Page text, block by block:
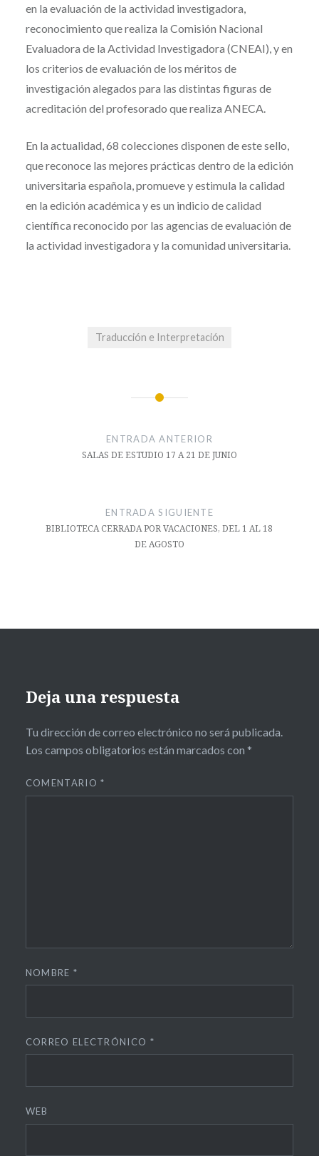
en la evaluación de la actividad investigadora,
reconocimiento que realiza la Comisión Nacional
Evaluadora de la Actividad Investigadora (CNEAI), y en
los criterios de evaluación de los méritos de
investigación alegados para las distintas figuras de
acreditación del profesorado que realiza ANECA.
En la actualidad, 68 colecciones disponen de este sello,
que reconoce las mejores prácticas dentro de la edición
universitaria española, promueve y estimula la calidad
en la edición académica y es un indicio de calidad
científica reconocido por las agencias de evaluación de
la actividad investigadora y la comunidad universitaria.
Traducción e Interpretación
entradas
ENTRADA ANTERIOR
SALAS DE ESTUDIO 17 A 21 DE JUNIO
ENTRADA SIGUIENTE
BIBLIOTECA CERRADA POR VACACIONES, DEL 1 AL 18
DE AGOSTO
Deja una respuesta
Tu dirección de correo electrónico no será publicada.
Los campos obligatorios están marcados con *
COMENTARIO*
NOMBRE *
CORREO ELECTRÓNICO *
WEB